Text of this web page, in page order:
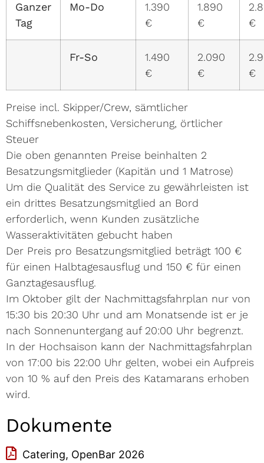
Ganzer
Tag
Mo-Do
1.390
€
1.890
€
€
Fr-So
1.490
€
2.090
€
€
Preise incl. Skipper/Crew, sämtlicher
Schiffsnebenkosten, Versicherung, örtlicher
Steuer
Die oben genannten Preise beinhalten 2
Besatzungsmitglieder (Kapitän und 1 Matrose)
Um die Qualität des Service zu gewährleisten ist
ein drittes Besatzungsmitglied an Bord
erforderlich, wenn Kunden zusätzliche
Wasseraktivitäten gebucht haben
Der Preis pro Besatzungsmitglied beträgt 100 €
für einen Halbtagesausflug und 150 € für einen
Ganztagesausflug.
Im Oktober gilt der Nachmittagsfahrplan nur von
15:30 bis 20:30 Uhr und am Monatsende ist er je
nach Sonnenuntergang auf 20:00 Uhr begrenzt.
In der Hochsaison kann der Nachmittagsfahrplan
von 17:00 bis 22:00 Uhr gelten, wobei ein Aufpreis
von 10 % auf den Preis des Katamarans erhoben
wird.
Dokumente
Catering, OpenBar 2026